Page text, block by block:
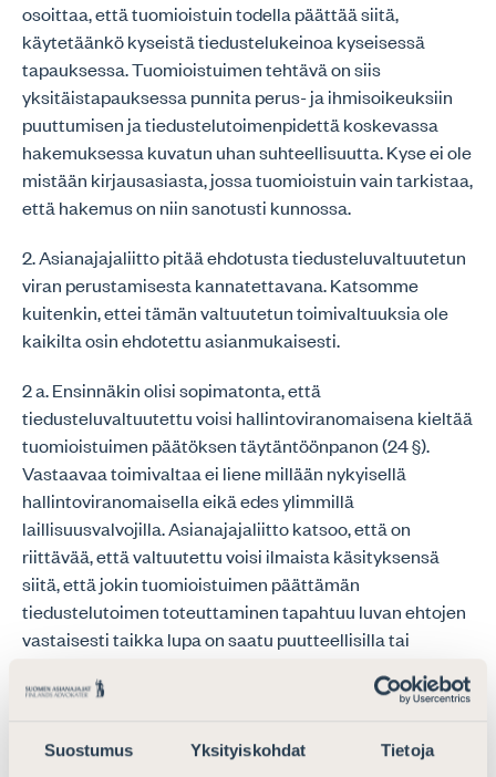
Suostumus Yksityiskohdat Tietoja
osoittaa, että tuomioistuin todella päättää siitä,
käytetäänkö kyseistä tiedustelukeinoa kyseisessä
tapauksessa. Tuomioistuimen tehtävä on siis
yksitäistapauksessa punnita perus- ja ihmisoikeuksiin
puuttumisen ja tiedustelutoimenpidettä koskevassa
hakemuksessa kuvatun uhan suhteellisuutta. Kyse ei ole
mistään kirjausasiasta, jossa tuomioistuin vain tarkistaa,
että hakemus on niin sanotusti kunnossa.
2. Asianajajaliitto pitää ehdotusta tiedusteluvaltuutetun
viran perustamisesta kannatettavana. Katsomme
kuitenkin, ettei tämän valtuutetun toimivaltuuksia ole
kaikilta osin ehdotettu asianmukaisesti.
2 a. Ensinnäkin olisi sopimatonta, että
tiedusteluvaltuutettu voisi hallintoviranomaisena kieltää
tuomioistuimen päätöksen täytäntöönpanon (24 §).
Vastaavaa toimivaltaa ei liene millään nykyisellä
hallintoviranomaisella eikä edes ylimmillä
laillisuusvalvojilla. Asianajajaliitto katsoo, että on
riittävää, että valtuutettu voisi ilmaista käsityksensä
siitä, että jokin tuomioistuimen päättämän
tiedustelutoimen toteuttaminen tapahtuu luvan ehtojen
vastaisesti taikka lupa on saatu puutteellisilla tai
tiedusteluviranomainen lopettaa toimenpiteensä
sitä koskevan huomautuksen (26 §). Ei siis ole tarpeen